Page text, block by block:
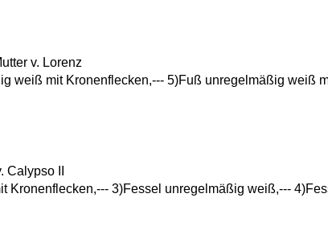
v. Lorenz
weiß mit Kronenflecken,--- 5)Fuß unregelmäßig weiß
II
Kronenflecken,--- 3)Fessel unregelmäßig weiß,---